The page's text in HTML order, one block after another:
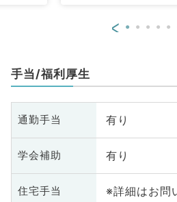
<
手当/福利厚生
通勤手当 有り
学会補助 有り
住宅手当 ※詳細はお問